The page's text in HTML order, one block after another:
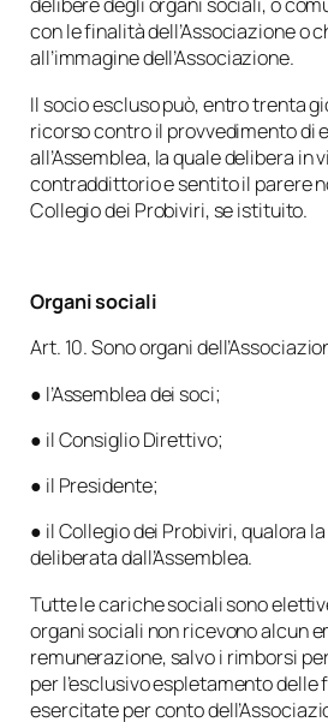
delibere degli organi sociali, o
con le finalità dell’Associazione o
all’immagine dell’Associazione.
Il socio escluso può, entro trenta
ricorso contro il provvedimento di
all’Assemblea, la quale delibera in
contraddittorio e sentito il parere
Collegio dei Probiviri, se istituito.
Organi sociali
Art. 10. Sono organi
● l’Assemblea dei soci;
● il Consiglio Direttivo;
● il Presidente;
● il Collegio dei Probiviri, qualora
deliberata dall’Assemblea.
Tutte le cariche sociali sono
organi sociali non ricevono alcun
remunerazione, salvo i rimborsi
per l’esclusivo espletamento
esercitate per conto